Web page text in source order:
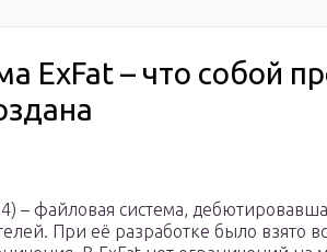
ExFat – что собой
– файловая система,
При её разработке было взято